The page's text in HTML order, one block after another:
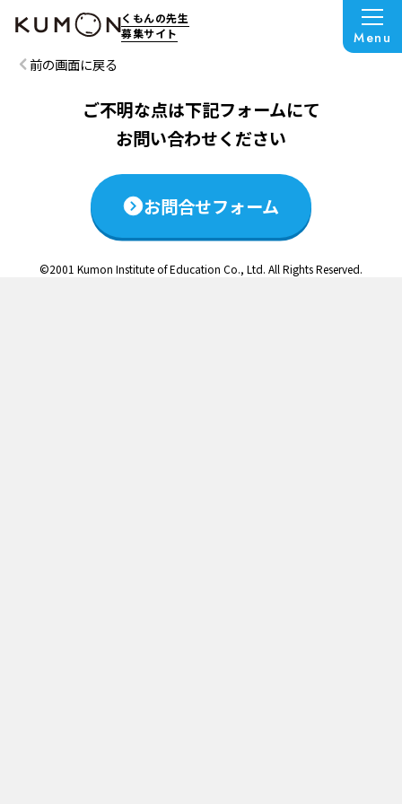
くもんの先生
募集サイト
Menu
この説明会は終了いたしました
前の画面に戻る
ご不明な点は下記フォームにて
お問い合わせください
お問合せフォーム
©2001 Kumon Institute of Education Co., Ltd. All Rights Reserved.